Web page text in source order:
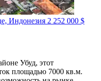
Индонезия 2 252 000 $
Убуд, этот
площадью 7000 кв.м.